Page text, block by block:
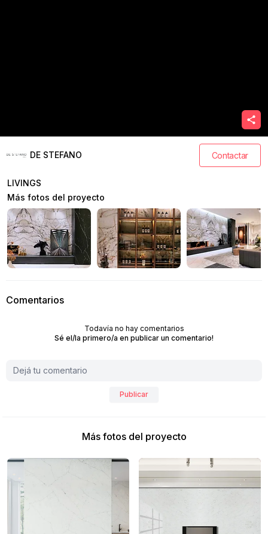
DE STEFANO Contactar
LIVINGS
Más fotos del proyecto
Comentarios
Todavía no hay comentarios
Sé el/la primero/a en publicar un comentario!
Publicar
Más fotos del proyecto